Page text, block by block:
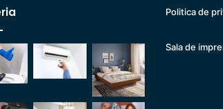
Politica de
Sala de